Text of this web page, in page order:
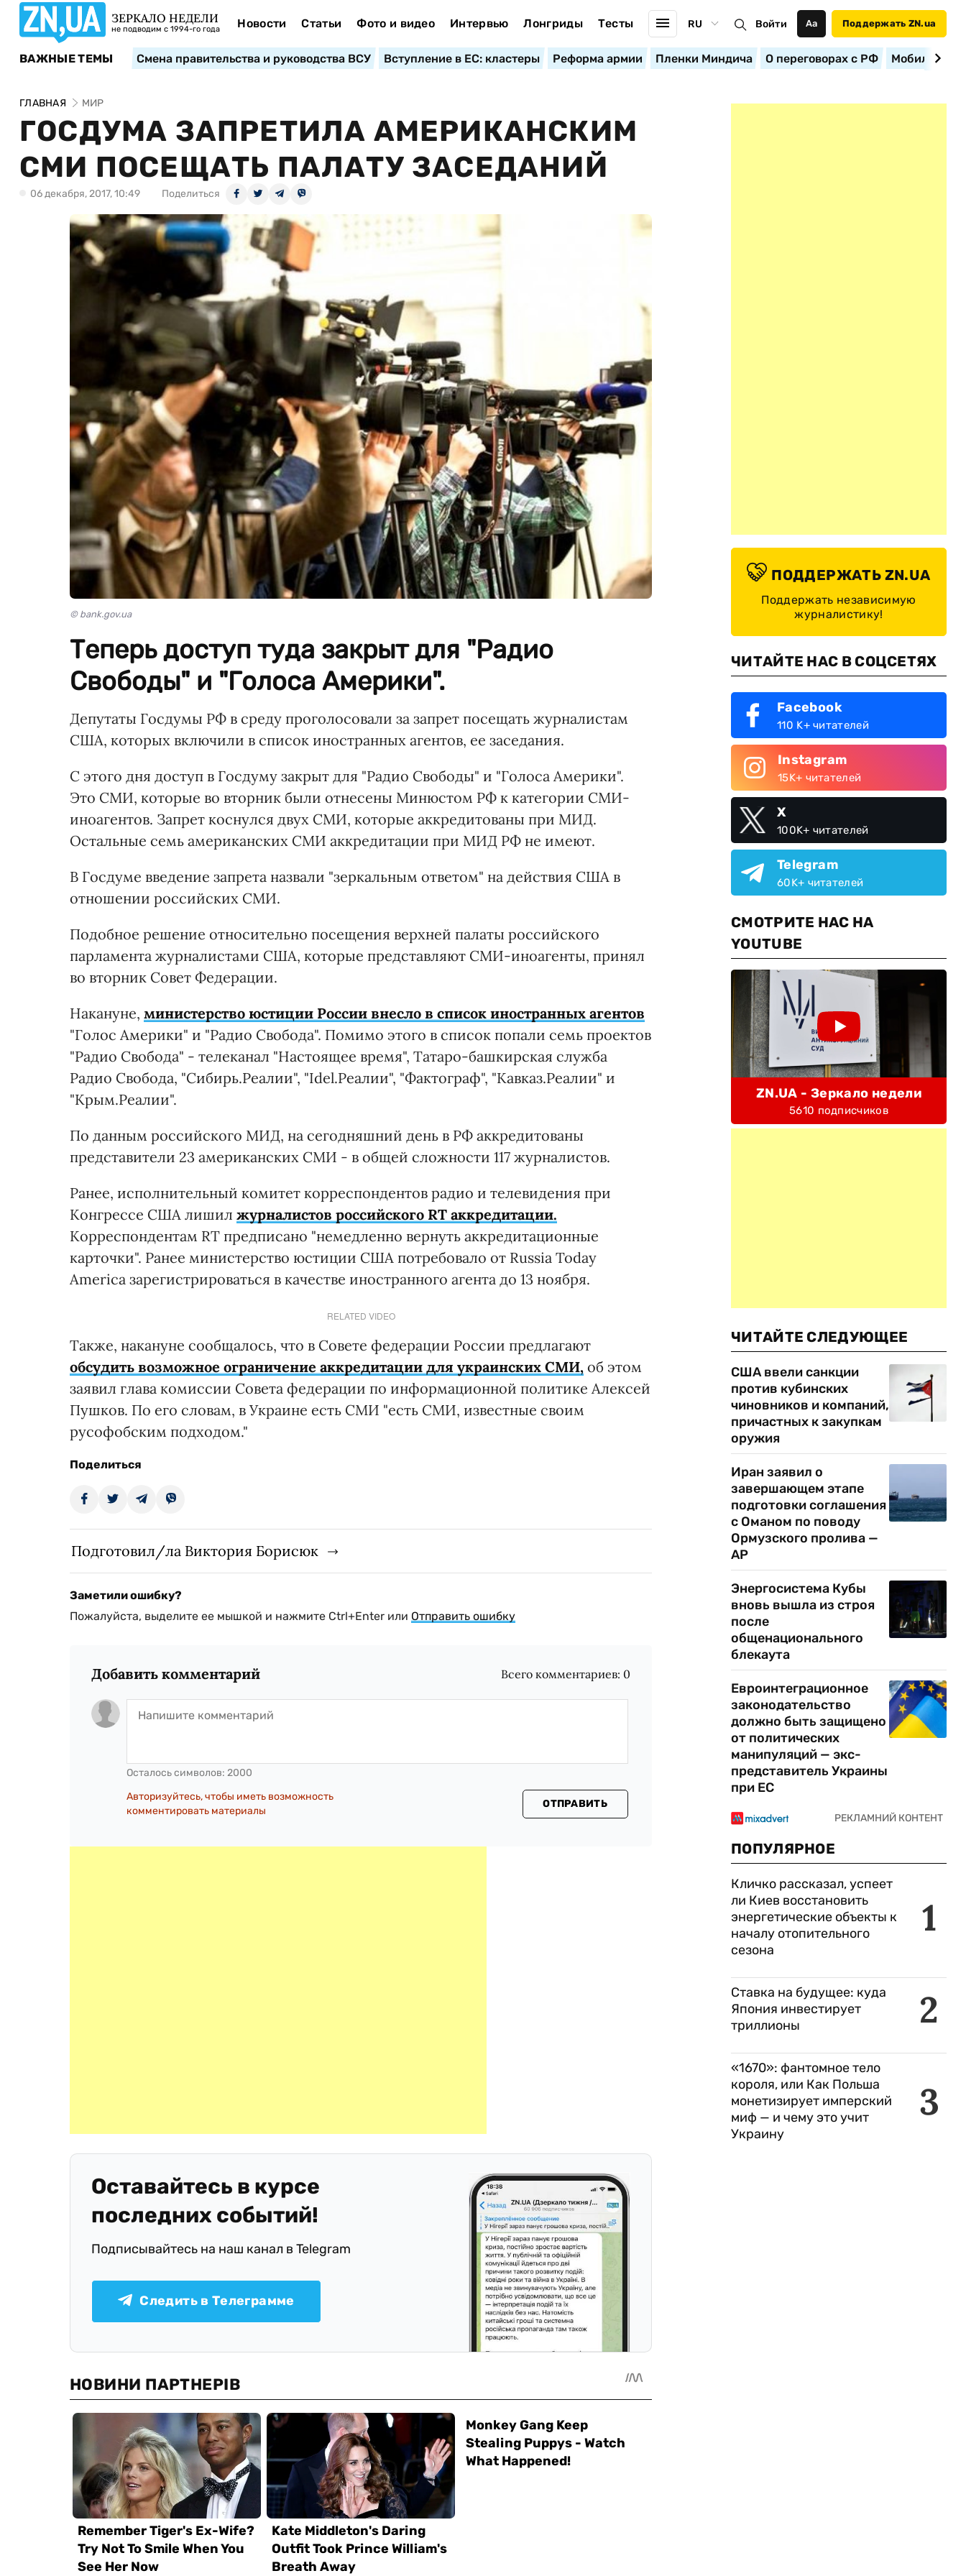
ЗЕРКАЛО НЕДЕЛИ
не подводим с 1994-го года Новости Статьи Фото и видео Интервью Лонгриды Тесты RU Войти Аа Поддержать ZN.ua
ВАЖНЫЕ ТЕМЫ Смена правительства и руководства ВСУ Вступление в ЕС: кластеры Реформа армии Пленки Миндича О переговорах с РФ
ГЛАВНАЯ МИР
ГОСДУМА ЗАПРЕТИЛА АМЕРИКАНСКИМ
СМИ ПОСЕЩАТЬ ПАЛАТУ ЗАСЕДАНИЙ
06 декабря, 2017, 10:49 Поделиться
© bank.gov.ua
Теперь доступ туда закрыт для "Радио
Свободы" и "Голоса Америки".
Депутаты Госдумы РФ в среду проголосовали за запрет посещать журналистам
США, которых включили в список иностранных агентов, ее заседания.
С этого дня доступ в Госдуму закрыт для "Радио Свободы" и "Голоса Америки".
Это СМИ, которые во вторник были отнесены Минюстом РФ к категории СМИ-
иноагентов. Запрет коснулся двух СМИ, которые аккредитованы при МИД.
Остальные семь американских СМИ аккредитации при МИД РФ не имеют.
В Госдуме введение запрета назвали "зеркальным ответом" на действия США в
отношении российских СМИ.
Подобное решение относительно посещения верхней палаты российского
парламента журналистами США, которые представляют СМИ-иноагенты, принял
во вторник Совет Федерации.
Накануне, министерство юстиции России внесло в список иностранных агентов
"Голос Америки" и "Радио Свобода". Помимо этого в список попали семь проектов
"Радио Свобода" - телеканал "Настоящее время", Татаро-башкирская служба
Радио Свобода, "Сибирь.Реалии", "Idel.Реалии", "Фактограф", "Кавказ.Реалии" и
"Крым.Реалии".
По данным российского МИД, на сегодняшний день в РФ аккредитованы
представители 23 американских СМИ - в общей сложности 117 журналистов.
Ранее, исполнительный комитет корреспондентов радио и телевидения при
Конгрессе США лишил журналистов российского RT аккредитации.
Корреспондентам RT предписано "немедленно вернуть аккредитационные
карточки". Ранее министерство юстиции США потребовало от Russia Today
America зарегистрироваться в качестве иностранного агента до 13 ноября.
RELATED VIDEO
Также, накануне сообщалось, что в Совете федерации России предлагают
обсудить возможное ограничение аккредитации для украинских СМИ, об этом
заявил глава комиссии Совета федерации по информационной политике Алексей
Пушков. По его словам, в Украине есть СМИ "есть СМИ, известные своим
русофобским подходом."
Поделиться
Подготовил/ла Виктория Борисюк
Заметили ошибку?
Пожалуйста, выделите ее мышкой и нажмите Ctrl+Enter или Отправить ошибку
Добавить комментарий Всего комментариев: 0
Осталось символов: 2000
Авторизуйтесь, чтобы иметь возможность
комментировать материалы
ОТПРАВИТЬ
Оставайтесь в курсе
последних событий!
Подписывайтесь на наш канал в Telegram
Следить в Телеграмме
ПОДДЕРЖАТЬ ZN.UA
Поддержать независимую
журналистику!
ЧИТАЙТЕ НАС В СОЦСЕТЯХ
Facebook
110 K+ читателей
Instagram
15K+ читателей
X
100K+ читателей
Telegram
60K+ читателей
СМОТРИТЕ НАС НА
YOUTUBE
ZN.UA - Зеркало недели
5610 подписчиков
ЧИТАЙТЕ СЛЕДУЮЩЕЕ
США ввели санкции
против кубинских
чиновников и компаний,
причастных к закупкам
оружия
Иран заявил о
завершающем этапе
подготовки соглашения
с Оманом по поводу
Ормузского пролива —
AP
Энергосистема Кубы
вновь вышла из строя
после
общенационального
блекаута
Евроинтеграционное
законодательство
должно быть защищено
от политических
манипуляций — экс-
представитель Украины
при ЕС
ПОПУЛЯРНОЕ
1
Кличко рассказал, успеет
ли Киев восстановить
энергетические объекты к
началу отопительного
сезона
2
Ставка на будущее: куда
Япония инвестирует
триллионы
3
«1670»: фантомное тело
короля, или Как Польша
монетизирует имперский
миф — и чему это учит
Украину